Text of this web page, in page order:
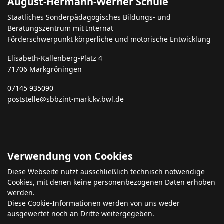
Staatliches Sonderpädagogisches Bildungs- und
Beratungszentrum mit Internat
Förderschwerpunkt körperliche und motorische Entwicklung
Elisabeth-Kallenberg-Platz 4
71706 Markgröningen
07145 935090
poststelle@sbbzint-mark.kv.bwl.de
Verwendung von Cookies
Diese Webseite nutzt ausschließlich technisch notwendige
Cookies, mit denen keine personenbezogenen Daten erhoben
werden.
Diese Cookie-Informationen werden von uns weder
ausgewertet noch an Dritte weitergegeben.